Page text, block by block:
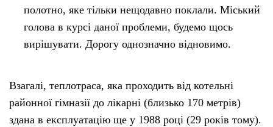
полотно, яке тільки нещодавно поклали. Міський
голова в курсі даної проблеми, будемо щось
вирішувати. Дорогу однозначно відновимо.
Взагалі, теплотраса, яка проходить від котельні
районної гімназії до лікарні (близько 170 метрів)
здана в експлуатацію ще у 1988 році (29 років тому).